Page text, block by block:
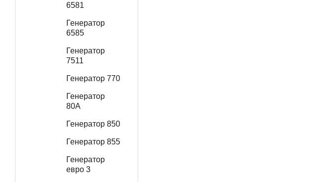
6581
Генератор
6585
Генератор
7511
Генератор 770
Генератор
80А
Генератор 850
Генератор 855
Генератор
евро 3